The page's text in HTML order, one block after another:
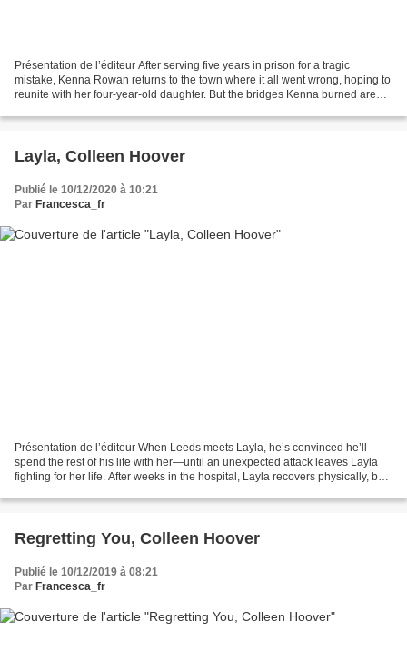
Présentation de l’éditeur After serving five years in prison for a tragic
mistake, Kenna Rowan returns to the town where it all went wrong, hoping to
reunite with her four-year-old daughter. But the bridges Kenna burned are
Layla, Colleen Hoover
Publié le 10/12/2020 à 10:21
Par Francesca_fr
Présentation de l’éditeur When Leeds meets Layla, he’s convinced he’ll
spend the rest of his life with her—until an unexpected attack leaves Layla
fighting for her life. After weeks in the hospital, Layla recovers physically, but
Regretting You, Colleen Hoover
Publié le 10/12/2019 à 08:21
Par Francesca_fr